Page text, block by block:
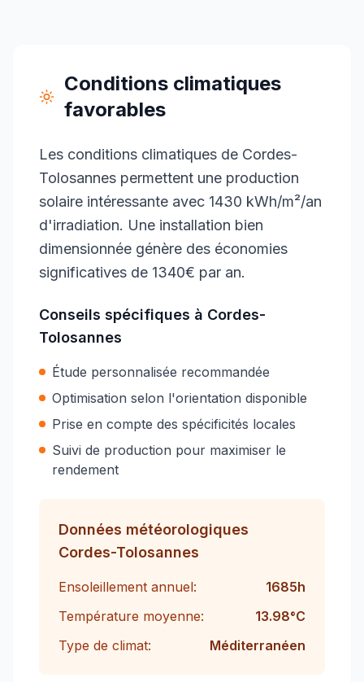
Conditions climatiques
favorables
Les conditions climatiques de Cordes-
Tolosannes permettent une production
solaire intéressante avec 1430 kWh/m²/an
d'irradiation. Une installation bien
dimensionnée génère des économies
significatives de 1340€ par an.
Conseils spécifiques à Cordes-
Tolosannes
Étude personnalisée recommandée
Optimisation selon l'orientation disponible
Prise en compte des spécificités locales
Suivi de production pour maximiser le
rendement
Données météorologiques
Cordes-Tolosannes
Ensoleillement annuel: 1685h
Température moyenne:
13.98°C
Type de climat:
Méditerranéen